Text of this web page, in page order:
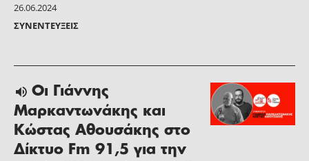
26.06.2024
ΣΥΝΕΝΤΕΎΞΕΙΣ
Οι Γιάννης
Μαρκαντωνάκης και
Κώστας Αθουσάκης στο
Δίκτυο Fm 91,5 για την